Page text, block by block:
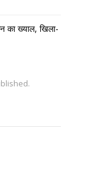
का ख्याल, खिला-